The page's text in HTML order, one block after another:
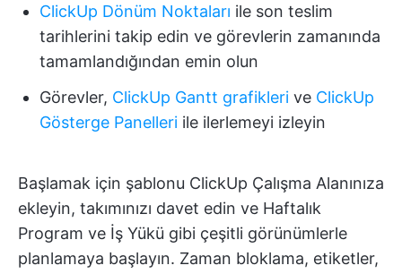
ClickUp Dönüm Noktaları ile son teslim
tarihlerini takip edin ve görevlerin zamanında
tamamlandığından emin olun
Görevler, ClickUp Gantt grafikleri ve ClickUp
Gösterge Panelleri ile ilerlemeyi izleyin
Başlamak için şablonu ClickUp Çalışma Alanınıza
ekleyin, takımınızı davet edin ve Haftalık
Program ve İş Yükü gibi çeşitli görünümlerle
planlamaya başlayın. Zaman bloklama, etiketler,